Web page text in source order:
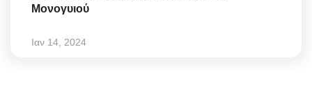
Μονογυιού
Ιαν 14, 2024